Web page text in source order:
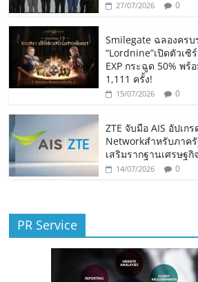
27/07/2026 0
Smilegate ฉลองครบ
“Lordnine”เปิดตัวเซิ
EXP กระฉูด 50% พ
1,111 ครั้ง!
15/07/2026 0
ZTE จับมือ AIS อัปเก
Networkสำหรับภาค
เสริมรากฐานเศรษฐ
14/07/2026 0
PR Service